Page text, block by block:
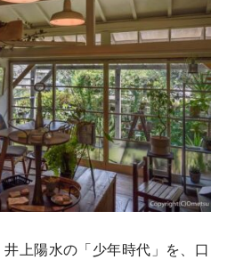
上陽水の「少年時代」を、口